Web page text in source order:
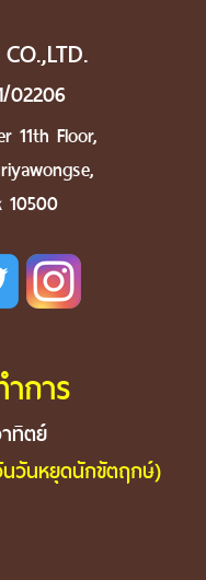
02206
11th Floor,
10500
การ
ทิตย์
วันหยุดนักขัตฤกษ์)